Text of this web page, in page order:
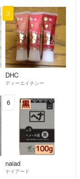
3
DHC
ディーエイチシー
6
naiad
ナイアード